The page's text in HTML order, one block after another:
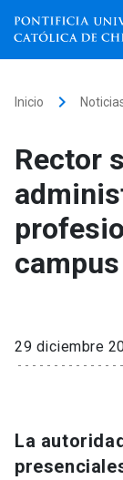
Facultades,
institutos
Investigación
Información
Inicio keyboard_arrow_right
Rector
campus
29 diciembre
La